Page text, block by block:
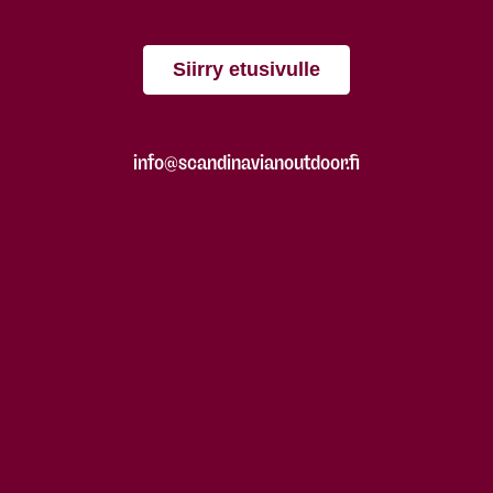
Siirry etusivulle
info@scandinavianoutdoor.fi